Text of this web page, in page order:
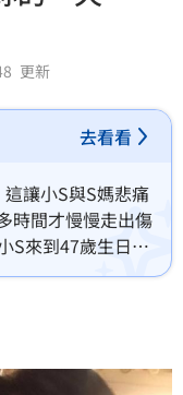
更新
去看看
讓小S與S媽悲痛
時間才慢慢走出傷
S來到47歲生日，